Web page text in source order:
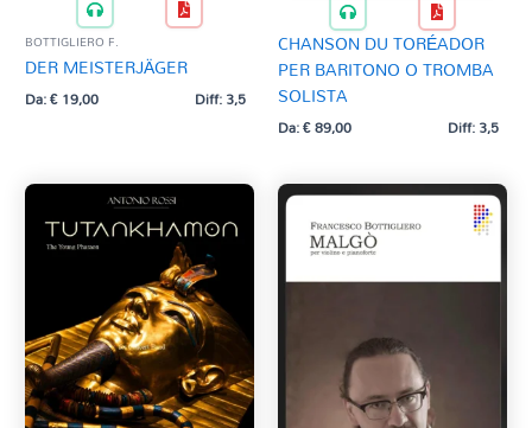
BOTTIGLIERO F.
DER MEISTERJÄGER
Da:€19,00 Diff: 3,5
CHANSON DU TORÉADOR
PER BARITONO O TROMBA
SOLISTA
Da:€89,00 Diff: 3,5